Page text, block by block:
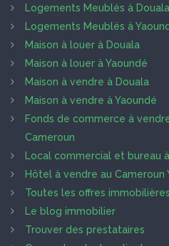
Logements Meublés à Douala
Logements Meublés à
Maison à louer à Douala
Maison à louer à Yaoundé
Maison à vendre à Douala
Maison à vendre à Yaoundé
Fonds de commerce à
Cameroun
Local commercial et bureau
Hôtel à vendre au Cameroun
Toutes les offres immobilières
Le blog immobilier
Trouver des prestataires